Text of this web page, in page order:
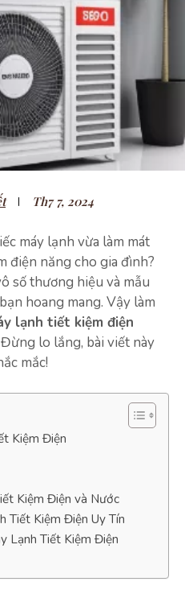
Th7 7, 2024
máy lạnh vừa làm mát
điện năng cho gia đình?
số thương hiệu và mẫu
hoang mang. Vậy làm
lạnh tiết kiệm điện
lo lắng, bài viết này
mắc!
Kiệm Điện
Kiệm Điện và Nước
Tiết Kiệm Điện Uy Tín
Lạnh Tiết Kiệm Điện